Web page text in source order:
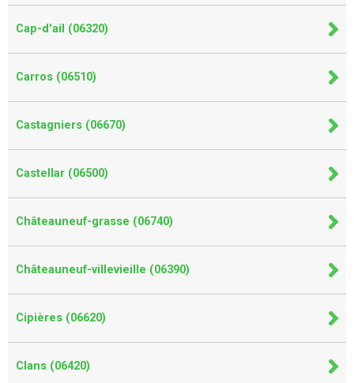
Cap-d'ail (06320)
Carros (06510)
Castagniers (06670)
Castellar (06500)
Châteauneuf-grasse (06740)
Châteauneuf-villevieille (06390)
Cipières (06620)
Clans (06420)